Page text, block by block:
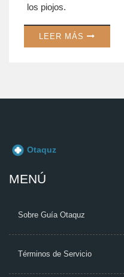
los piojos.
LEER MÁS
MENÚ
Sobre Guía Otaquz
Términos de Servicio